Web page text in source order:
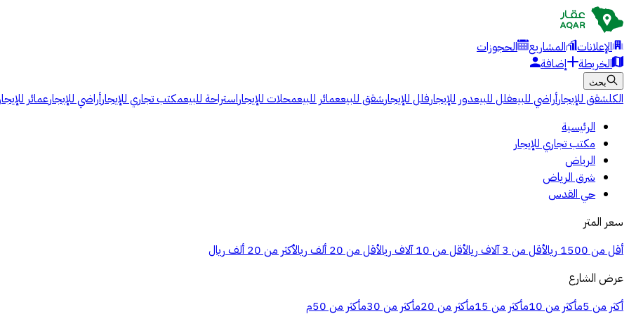
الإعلانات المشاريع
الحجوزات
الخريطة
إضافة
بحث
الكلشقق للإيجارأراضي للبيعفلل للبيعدور للإيجارفلل للإيجارشقق للبيععمائر للبيعمحلات للإيجاراستراحة للبيعمكتب تجاري للإيجارأراضي للإيجارعمائر للإيجار
الرئيسية
مكتب تجاري للإيجار
الرياض
شرق الرياض
حي القدس
سعر المتر
أقل من 1500 ريال
أقل من 3 آلاف ريال أقل من 10 آلاف ريال أقل من 20 ألف ريال
أكثر من 20 ألف ريال
عرض الشارع
أكثر من 5م
أكثر من 10م أكثر من 15م أكثر من 20م أكثر من 30م
أكثر من 50م